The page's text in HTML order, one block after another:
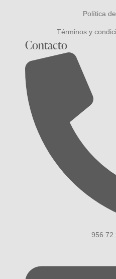
Política
Términos y
Contacto
956 72